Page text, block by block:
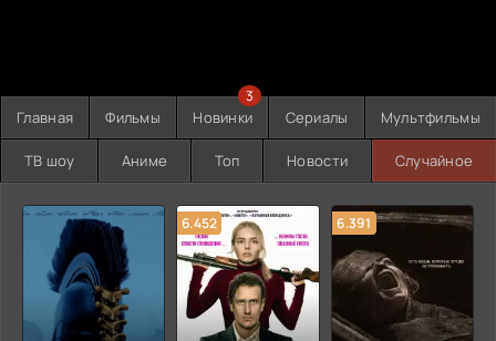
Главная Фильмы Новинки
3
Сериалы Мультфильмы
ТВ шоу Аниме Топ Новости Случайное
6.452 6.391